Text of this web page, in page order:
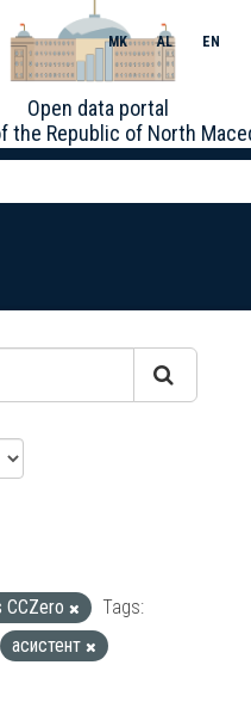
Open data portal
the Republic of North
MK AL EN
CCZero
Tags:
асистент